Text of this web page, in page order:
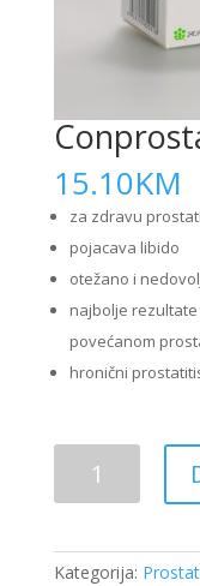
15.10KM
za zdravu
pojacava libido
otežano i
najbolje
povećanom
hronični
tableta
Kategorija: